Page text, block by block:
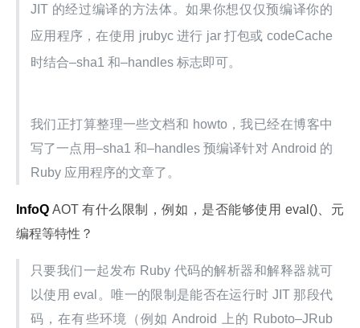
JIT 的经过编译的方法体。如果你想仅仅预编译你的
应用程序，在使用 jrubyc 进行 jar 打包或 codeCache
时结合–sha1 和–handles 标志即可。
我们正打算整理一些文档和 howto，我已经在博客中
写了一点用–sha1 和–handles 预编译针对 Android 的
Ruby 应用程序的文章了。
InfoQ AOT 有什么限制，例如，是否能够使用 eval()、元
编程等特性？
只要我们一起发布 Ruby 代码的解析器和解释器就可
以使用 eval。唯一的限制是能否在运行时 JIT 那段代
码，在有些环境（例如 Android 上的 Ruboto–JRub